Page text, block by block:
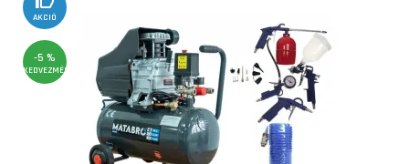
AKCIÓ
-5 %
KEDVEZMÉNY